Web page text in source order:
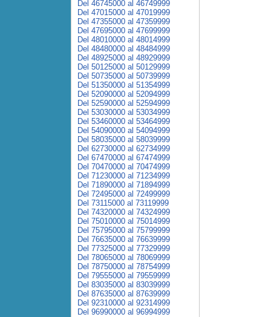
Del 46745000 al 46749999
Del 47015000 al 47019999
Del 47355000 al 47359999
Del 47695000 al 47699999
Del 48010000 al 48014999
Del 48480000 al 48484999
Del 48925000 al 48929999
Del 50125000 al 50129999
Del 50735000 al 50739999
Del 51350000 al 51354999
Del 52090000 al 52094999
Del 52590000 al 52594999
Del 53030000 al 53034999
Del 53460000 al 53464999
Del 54090000 al 54094999
Del 58035000 al 58039999
Del 62730000 al 62734999
Del 67470000 al 67474999
Del 70470000 al 70474999
Del 71230000 al 71234999
Del 71890000 al 71894999
Del 72495000 al 72499999
Del 73115000 al 73119999
Del 74320000 al 74324999
Del 75010000 al 75014999
Del 75795000 al 75799999
Del 76635000 al 76639999
Del 77325000 al 77329999
Del 78065000 al 78069999
Del 78750000 al 78754999
Del 79555000 al 79559999
Del 83035000 al 83039999
Del 87635000 al 87639999
Del 92310000 al 92314999
Del 96990000 al 96994999